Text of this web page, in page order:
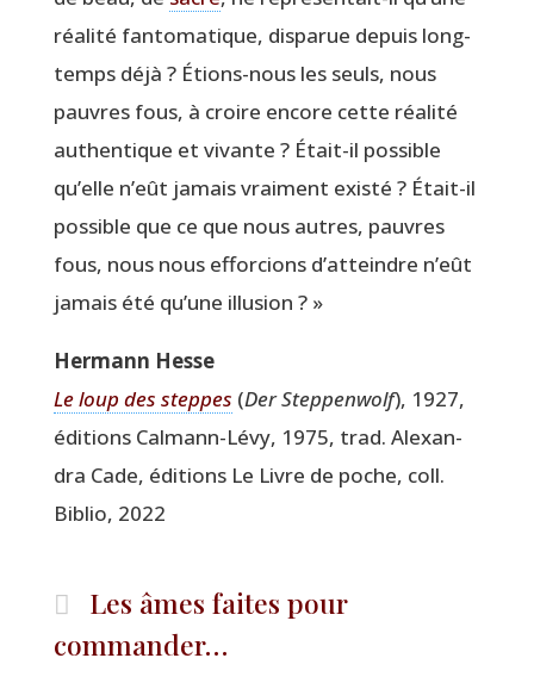
réa­li­té fan­to­ma­tique, dis­pa­rue depuis long­
temps déjà ? Étions-nous les seuls, nous
pauvres fous, à croire encore cette réa­li­té
authen­tique et vivante ? Était-il pos­sible
qu’elle n’eût jamais vrai­ment exis­té ? Était-il
pos­sible que ce que nous autres, pauvres
fous, nous nous effor­cions d’at­teindre n’eût
jamais été qu’une illusion ? »
Her­mann Hesse
Le loup des steppes (Der Step­pen­wolf), 1927,
édi­tions Cal­mann-Lévy, 1975, trad. Alexan­
dra Cade, édi­tions Le Livre de poche, coll.
Biblio, 2022
Les âmes faites pour
commander…